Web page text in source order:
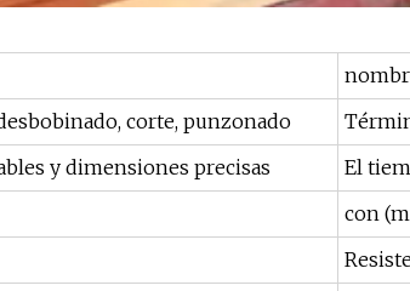
corte, punzonado
y dimensiones precisas El
con